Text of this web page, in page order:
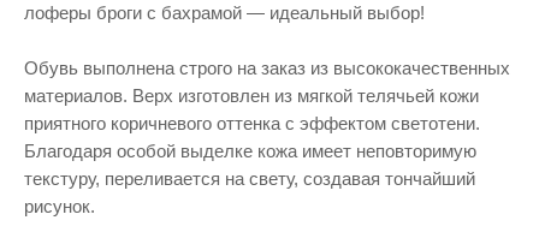
лоферы броги с бахрамой — идеальный выбор!
Обувь выполнена строго на заказ из высококачественных
материалов. Верх изготовлен из мягкой телячьей кожи
приятного коричневого оттенка с эффектом светотени.
Благодаря особой выделке кожа имеет неповторимую
текстуру, переливается на свету, создавая тончайший
рисунок.